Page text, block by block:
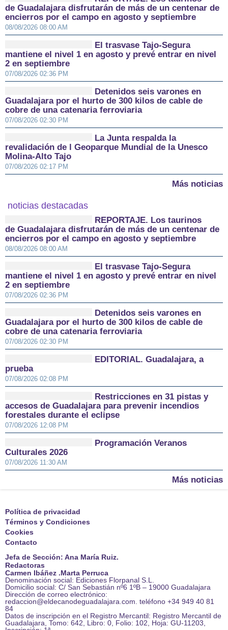
de Guadalajara disfrutarán de más de un centenar de
encierros por el campo en agosto y septiembre
08/08/2026 08:00 AM
El trasvase Tajo-Segura
mantiene el nivel 1 en agosto y prevé entrar en nivel
2 en septiembre
07/08/2026 02:36 PM
Detenidos seis varones en
Guadalajara por el hurto de 300 kilos de cable de
cobre de una catenaria ferroviaria
07/08/2026 02:30 PM
La Junta respalda la
revalidación de l Geoparque Mundial de la Unesco
Molina-Alto Tajo
07/08/2026 02:17 PM
Más noticias
noticias destacadas
REPORTAJE. Los taurinos
de Guadalajara disfrutarán de más de un centenar de
encierros por el campo en agosto y septiembre
08/08/2026 08:00 AM
El trasvase Tajo-Segura
mantiene el nivel 1 en agosto y prevé entrar en nivel
2 en septiembre
07/08/2026 02:36 PM
Detenidos seis varones en
Guadalajara por el hurto de 300 kilos de cable de
cobre de una catenaria ferroviaria
07/08/2026 02:30 PM
EDITORIAL. Guadalajara, a
prueba
07/08/2026 02:08 PM
Restricciones en 31 pistas y
accesos de Guadalajara para prevenir incendios
forestales durante el eclipse
07/08/2026 12:08 PM
Programación Veranos
Culturales 2026
07/08/2026 11:30 AM
Más noticias
Política de privacidad
Términos y Condiciones
Cookies
Contacto
Jefa de Sección: Ana María Ruiz.
Redactoras
Carmen Ibáñez .Marta Perruca
Denominación social: Ediciones Florpanal S.L.
Domicilio social: C/ San Sebastián nº6 1ºB – 19000 Guadalajara
Dirección de correo electrónico:
redaccion@eldecanodeguadalajara.com. teléfono +34 949 40 81
84
Datos de inscripción en el Registro Mercantil: Registro Mercantil de
Guadalajara, Tomo: 642, Libro: 0, Folio: 102, Hoja: GU-11203,